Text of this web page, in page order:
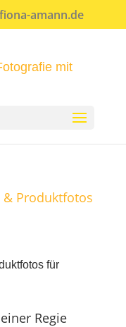
amann.de
für
Regie